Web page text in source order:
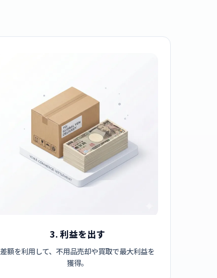
3. 利益を出す
差額を利用して、不用品売却や買取で最大利益を
獲得。